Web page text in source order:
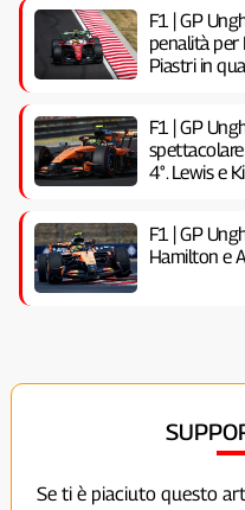
F1 | GP
penalità per
Piastri in
F1 | GP
4°. Lewis e
F1 | GP
Hamilton e
Se ti è piaciuto questo